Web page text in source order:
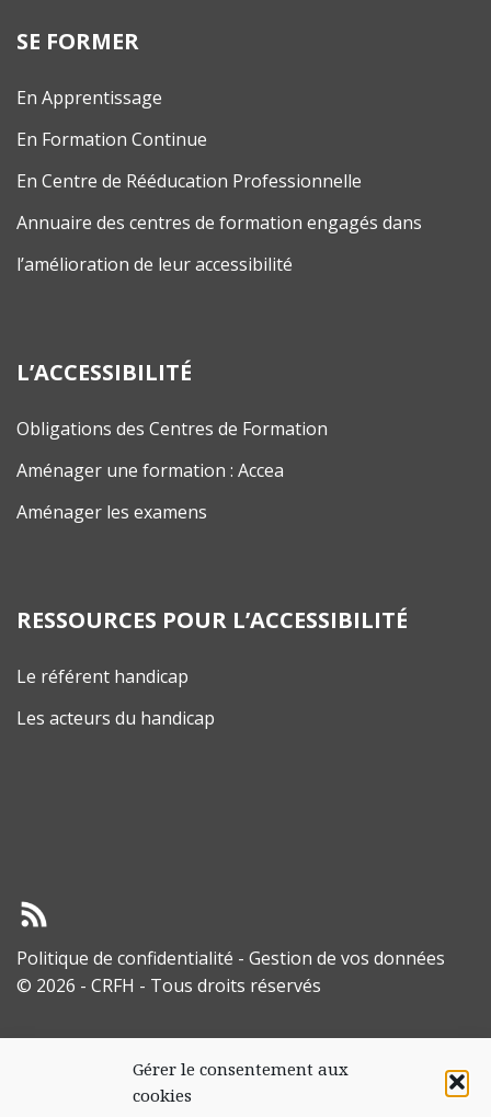
Gérer le consentement aux
cookies
SE FORMER
En Apprentissage
En Formation Continue
En Centre de Rééducation Professionnelle
Annuaire des centres de formation engagés dans
l’amélioration de leur accessibilité
L’ACCESSIBILITÉ
Obligations des Centres de Formation
Aménager une formation : Accea
Aménager les examens
RESSOURCES POUR L’ACCESSIBILITÉ
Le référent handicap
Les acteurs du handicap
Politique de confidentialité - Gestion de vos données
© 2026 - CRFH - Tous droits réservés